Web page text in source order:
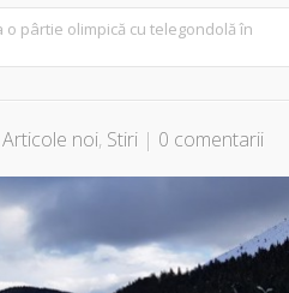
o pârtie olimpică cu telegondolă în
Articole noi, Stiri | 0 comentarii